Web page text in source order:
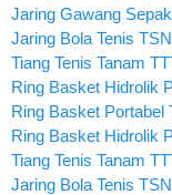
Jaring Gawang
Jaring Bola Tenis
Tiang Tenis Tanam
Ring Basket Hidrolik
Ring Basket Portabel
Ring Basket Hidrolik
Tiang Tenis Tanam
Jaring Bola Tenis